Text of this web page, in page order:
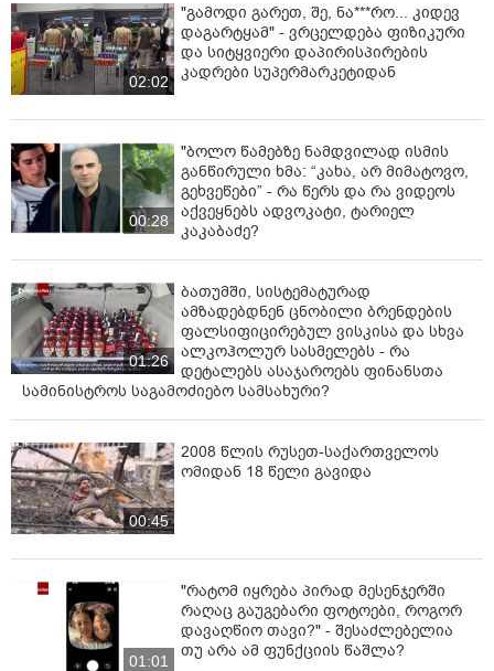
02:02
"გამოდი გარეთ, შე, ნა***რო... კიდევ
დაგარტყამ" - ვრცელდება ფიზიკური
და სიტყვიერი დაპირისპირების
კადრები სუპერმარკეტიდან
00:28
"ბოლო წამებზე ნამდვილად ისმის
განწირული ხმა: “კახა, არ მიმატოვო,
გეხვეწები” - რა წერს და რა ვიდეოს
აქვეყნებს ადვოკატი, ტარიელ
კაკაბაძე?
01:26
ბათუმში, სისტემატურად
ამზადებდნენ ცნობილი ბრენდების
ფალსიფიცირებულ ვისკისა და სხვა
ალკოჰოლურ სასმელებს - რა
დეტალებს ასაჯაროებს ფინანსთა
სამინისტროს საგამოძიებო სამსახური?
00:45
2008 წლის რუსეთ-საქართველოს
ომიდან 18 წელი გავიდა
01:01
"რატომ იყრება პირად მესენჯერში
რაღაც გაუგებარი ფოტოები, როგორ
დავაღწიო თავი?" - შესაძლებელია
თუ არა ამ ფუნქციის წაშლა?